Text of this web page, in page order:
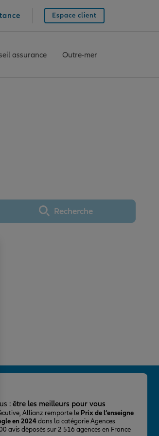
Espace client
assurance Outre-mer
ma positionRecherche
:être les meilleurs pour vous
Allianz remporte le Prix de l’enseigne
en 2024dans la catégorie Agences
avis déposés sur 2 516 agences en France